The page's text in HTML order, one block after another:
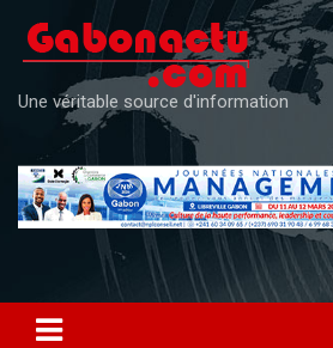
content
Une véritable source d'information